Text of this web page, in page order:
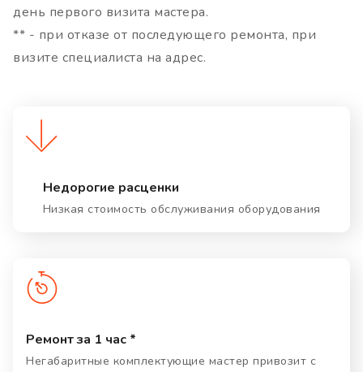
день первого визита мастера.
** - при отказе от последующего ремонта, при
визите специалиста на адрес.
Недорогие расценки
Низкая стоимость обслуживания оборудования
Ремонт за 1 час *
Негабаритные комплектующие мастер привозит с